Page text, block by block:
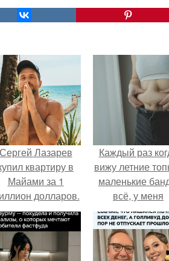
Лазарев
квартиру в
Майами за 1
долларов.
Каждый раз
вижу летние
маленькие
всё, у меня
начинается
внутренний торг
животом.